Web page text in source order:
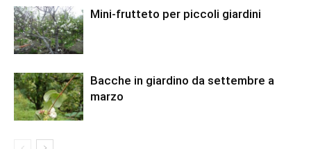
Mini-frutteto per piccoli giardini
Bacche in giardino da settembre a
marzo